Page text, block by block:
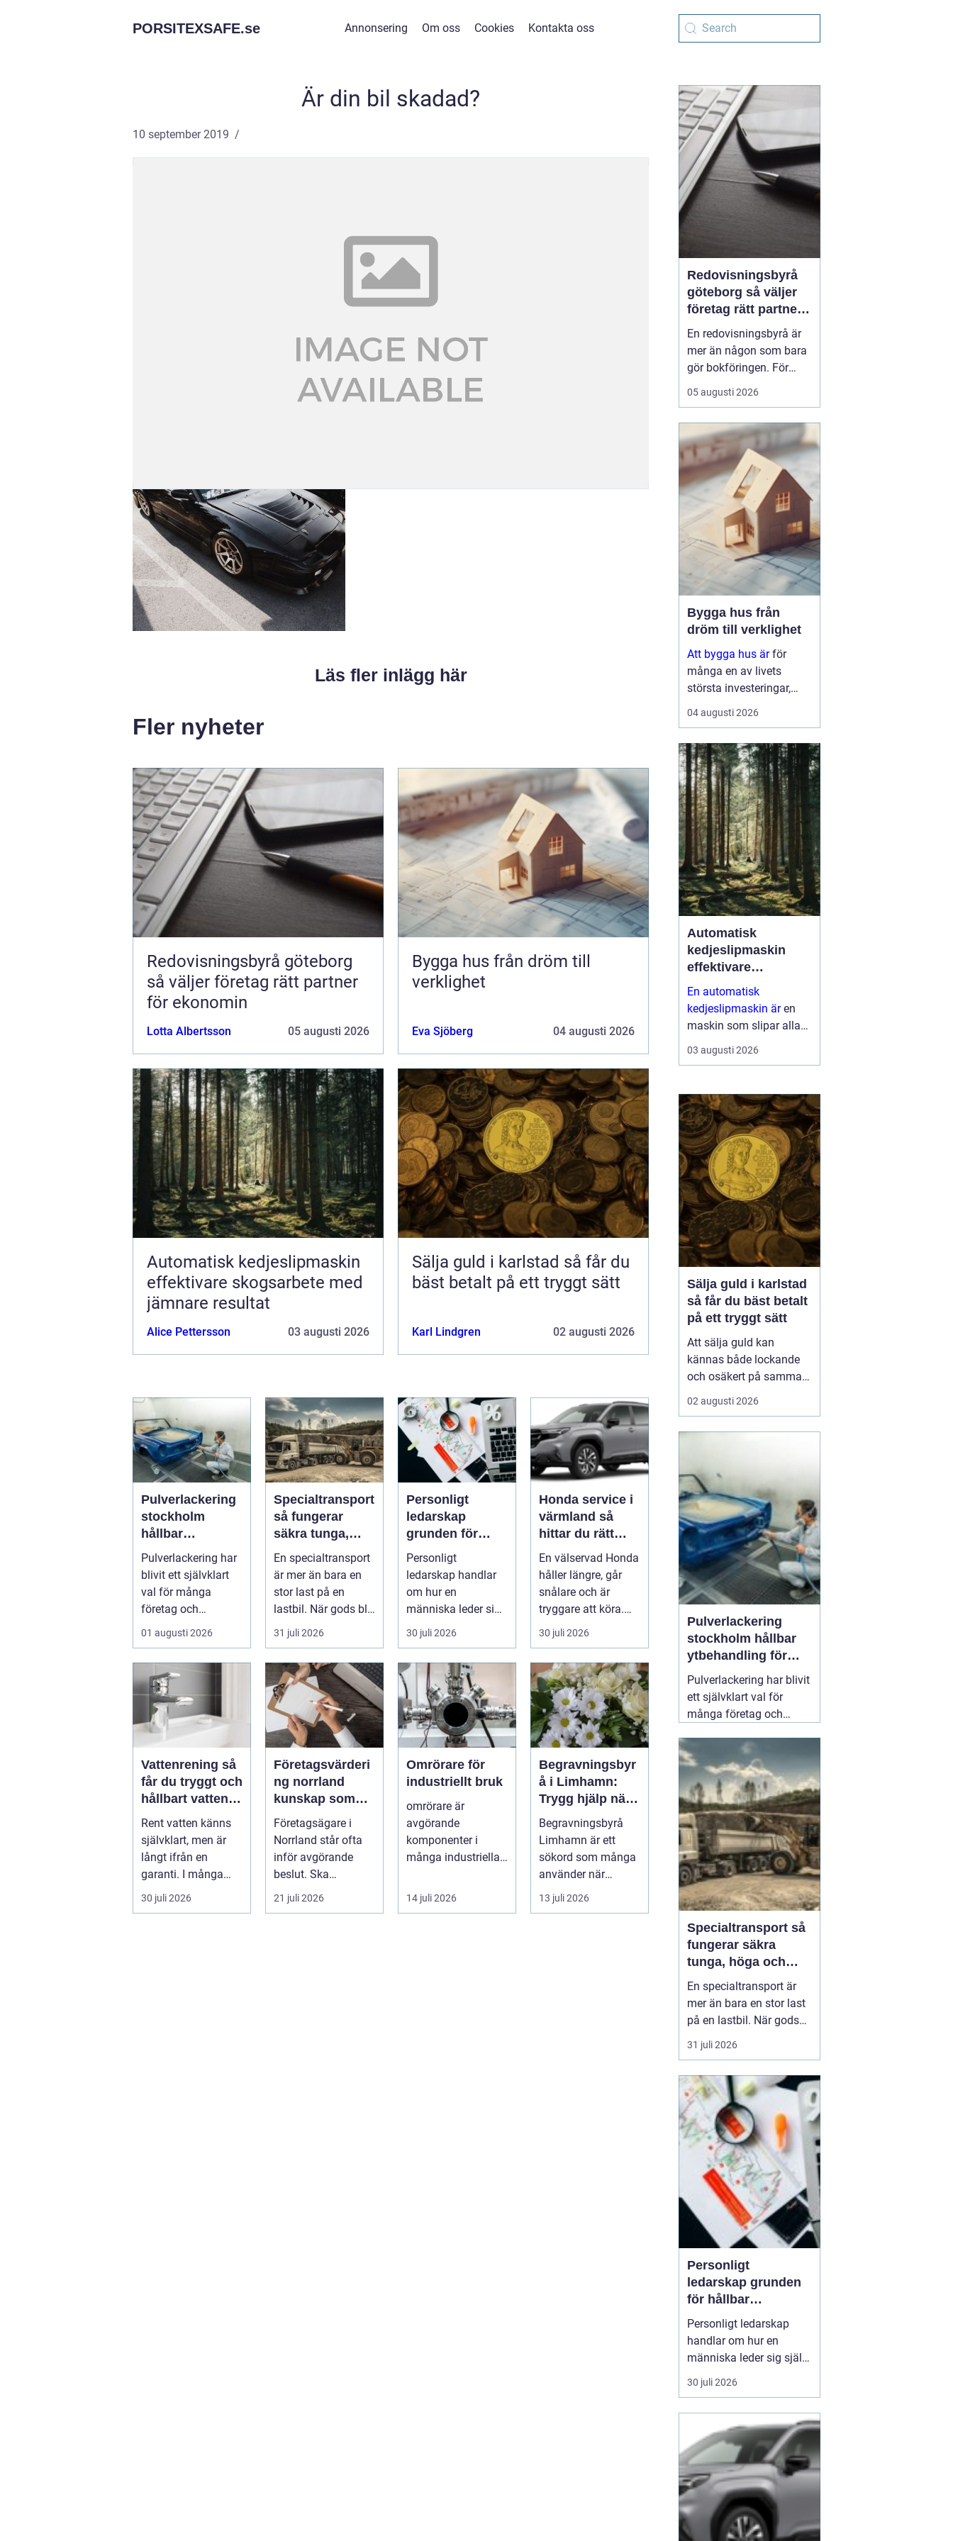
PORSITEXSAFE.se Annonsering Om oss Cookies Kontakta oss
Är din bil skadad?
10 september 2019
Läs fler inlägg här
Fler nyheter
Redovisningsbyrå göteborg
så väljer företag rätt partner
för ekonomin
Lotta Albertsson 05 augusti 2026
Bygga hus från dröm till
verklighet
Eva Sjöberg 04 augusti 2026
Automatisk kedjeslipmaskin
effektivare skogsarbete med
jämnare resultat
Alice Pettersson 03 augusti 2026
Sälja guld i karlstad så får du
bäst betalt på ett tryggt sätt
Karl Lindgren 02 augusti 2026
Pulverlackering
stockholm
hållbar
ytbehandling för
industri och
privatpersoner
Pulverlackering har
blivit ett självklart
val för många
företag och
privatpersoner som
vill kombiner...
01 augusti 2026
Specialtransport
så fungerar
säkra tunga,
höga och breda
transporter
En specialtransport
är mer än bara en
stor last på en
lastbil. När gods blir
för tungt, för högt
ell...
31 juli 2026
Personligt
ledarskap
grunden för
hållbar
utveckling och
verklig
förändring
Personligt
ledarskap handlar
om hur en
människa leder sig
själv i vardagen: i
beslut, relationer,
ko...
30 juli 2026
Honda service i
värmland så
hittar du rätt
verkstad för din
bil
En välservad Honda
håller längre, går
snålare och är
tryggare att köra.
För många bilägare
i Värmlan...
30 juli 2026
Vattenrening så
får du tryggt och
hållbart vatten i
vardagen
Rent vatten känns
självklart, men är
långt ifrån en
garanti. I många
svenska hem
innehåller kranvatt...
30 juli 2026
Företagsvärderi
ng norrland
kunskap som
skapar tryggare
affärer
Företagsägare i
Norrland står ofta
inför avgörande
beslut. Ska
företaget säljas,
generationsskiftas,..
21 juli 2026
Omrörare för
industriellt bruk
omrörare är
avgörande
komponenter i
många industriella
erbjuder en lösning
för att...
14 juli 2026
Begravningsbyr
å i Limhamn:
Trygg hjälp när
livet förändras
Begravningsbyrå
Limhamn är ett
sökord som många
använder när
sorgen ...
13 juli 2026
Redovisningsbyrå
göteborg så väljer
företag rätt partner
för ekonomin
En redovisningsbyrå är
mer än någon som bara
gör bokföringen. För
många företag i
Göteborg blir byrån en
ekonomiavdelning, en
bollplank i vardagen och
ett skydd mot onödiga
risker. När lagar ändras,
bolaget växer eller tiden
inte räcker till, ...
05 augusti 2026
Bygga hus från
dröm till verklighet
Att bygga hus ärför
många en av livets
största investeringar,
både känslomässigt och
ekonomiskt. Samtidigt
tomt, planlösning,
material,
entreprenadform och
energilösnin...
04 augusti 2026
Automatisk
kedjeslipmaskin
effektivare
skogsarbete med
jämnare resultat
En automatisk
kedjeslipmaskin ären
maskin som slipar alla
tänder på en sågkedja
utan att användaren
för hand. Maskinen
matar själv fram kedjan,
ställer in v...
03 augusti 2026
Sälja guld i karlstad
så får du bäst betalt
på ett tryggt sätt
Att sälja guld kan
kännas både lockande
och osäkert på samma
gång. Många har gamla
smycken, arvegods eller
få ett bra pris och
samtidigt känna sig
trygg i affären. För den
som
02 augusti 2026
Pulverlackering
stockholm hållbar
ytbehandling för
industri och
privatpersoner
Pulverlackering har blivit
ett självklart val för
många företag och
kombinera lång
hållbarhet, snygg finish
och minskad
miljöpåverkan. I en stad
med hårt klimat, mycket
slitage och höga krav på
kvalitet01 augusti 2026
Specialtransport så
fungerar säkra
tunga, höga och
breda transporter
En specialtransport är
mer än bara en stor last
på en lastbil. När gods
blir för tungt, för högt
eller för brett för vanliga
dispens, noggrann
planering och väl
inarbetade rutiner. Rätt
utförd blir transporten
både säker, laglig ...
31 juli 2026
Personligt
ledarskap grunden
för hållbar
utveckling och
verklig förändring
Personligt ledarskap
handlar om hur en
människa leder sig själv
i vardagen: i beslut,
relationer, konflikter och
ledare har god självinsikt
och tränar på att vara
närvarande i nuet,
påverkar det direkt
kulturen, samarbetet och
res...
30 juli 2026